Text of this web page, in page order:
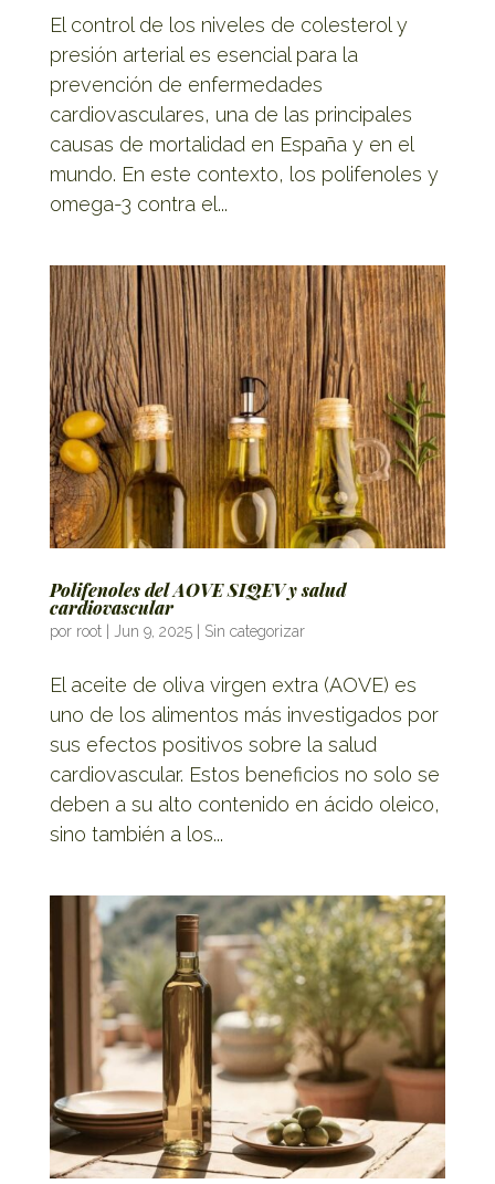
El control de los niveles de colesterol y
presión arterial es esencial para la
prevención de enfermedades
cardiovasculares, una de las principales
causas de mortalidad en España y en el
mundo. En este contexto, los polifenoles y
omega-3 contra el...
Polifenoles del AOVE SIQEV y salud
cardiovascular
por root| Jun 9, 2025| Sin categorizar
El aceite de oliva virgen extra (AOVE) es
uno de los alimentos más investigados por
sus efectos positivos sobre la salud
cardiovascular. Estos beneficios no solo se
deben a su alto contenido en ácido oleico,
sino también a los...